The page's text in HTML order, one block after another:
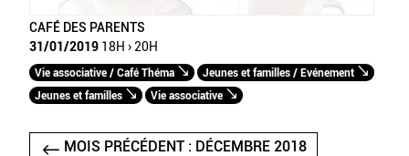
CAFÉ DES PARENTS
31/01/2019 18H › 20H
Vie associative / Café Théma
Jeunes et familles / Evénement
Jeunes et familles
Vie associative
MOIS PRÉCÉDENT : DÉCEMBRE 2018